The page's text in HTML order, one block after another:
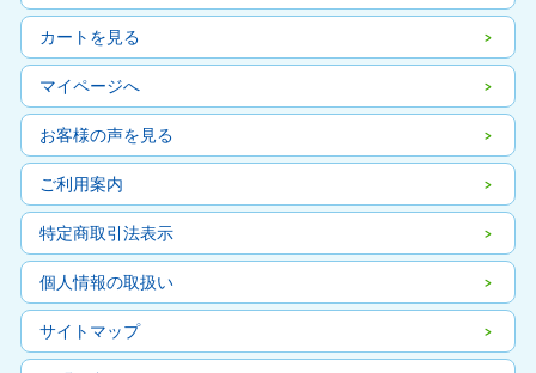
カートを見る
マイページへ
お客様の声を見る
ご利用案内
特定商取引法表示
個人情報の取扱い
サイトマップ